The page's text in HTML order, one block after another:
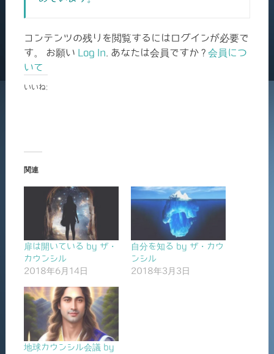
コンテンツの残りを閲覧するにはログインが必要で
す。 お願い Log In . あなたは会員ですか ? 会員につ
いて
いいね:
関連
扉は開いている by ザ・
カウンシル
2018年6月14日
自分を知る by ザ・カウ
ンシル
2018年3月3日
地球カウンシル会議 by